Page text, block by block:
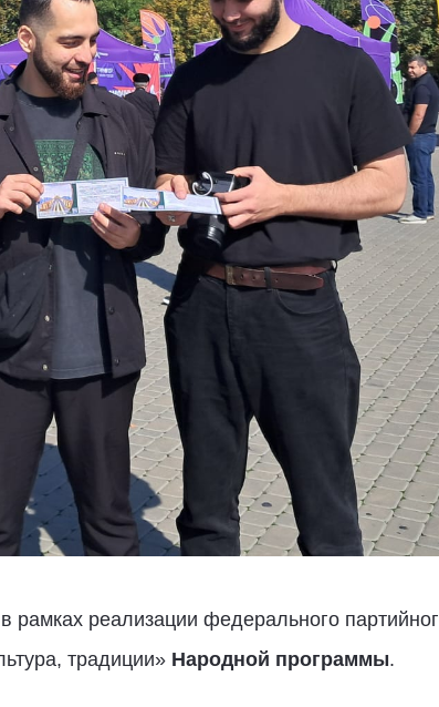
реализации федерального
традиции» Народной программы.